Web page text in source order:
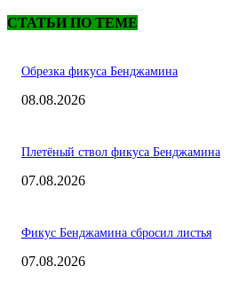
СТАТЬИ ПО ТЕМЕ
Обрезка фикуса Бенджамина
08.08.2026
Плетёный ствол фикуса Бенджамина
07.08.2026
Фикус Бенджамина сбросил листья
07.08.2026